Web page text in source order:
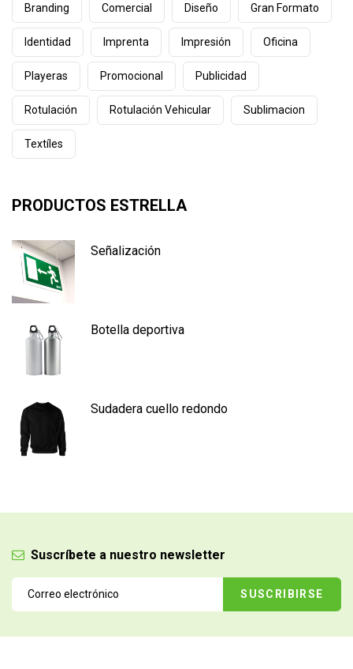
Branding Comercial Diseño Gran Formato
Identidad Imprenta Impresión Oficina
Playeras Promocional Publicidad
Rotulación Rotulación Vehicular Sublimacion
Textíles
PRODUCTOS ESTRELLA
Señalización
Botella deportiva
Sudadera cuello redondo
Suscríbete a nuestro newsletter